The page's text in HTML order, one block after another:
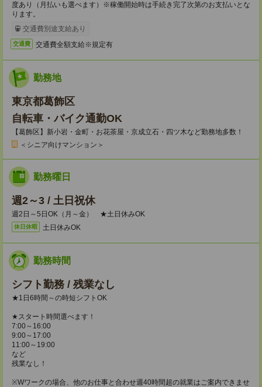
度あり（月払いも選べます）※稼働開始時は手続き完了次第のお支払いとな
ります。
交通費別途支給あり
交通費 交通費全額支給※規定有
勤務地
東京都葛飾区
自転車・バイク通勤OK
【葛飾区】新小岩・金町・お花茶屋・京成立石・四ツ木など勤務地多数！
＜シニア向けマンション＞
勤務曜日
週2～3 / 土日祝休
週2日～5日OK（月～金） ★土日休みOK
休日休暇 土日休みOK
勤務時間
シフト勤務 / 残業なし
★1日6時間～の時短シフトOK
★スタート時間選べます！
7:00～16:00
9:00～17:00
11:00～19:00
など
残業なし！
※Wワークの場合、他のお仕事と合わせ週40時間超の就業はご案内できませ